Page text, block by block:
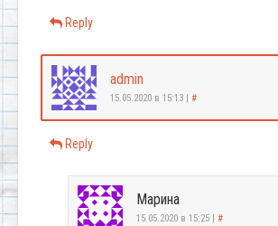
Reply
admin
15.05.2020 в 15:13 #
Reply
Марина
15.05.2020 в 15:25 #